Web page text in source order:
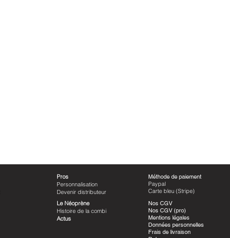
Pros
Personnalisation
Devenir distributeur
Le Néoprène
Histoire de la combi
Actus
Méthode de paiement
Paypal
Carte bleu (Stripe)
Nos CGV
Nos CGV (pro)
Mentions légales
Données personnelles
Frais de livraison